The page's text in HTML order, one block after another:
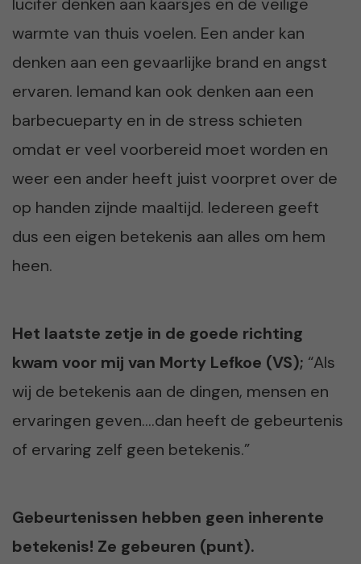
warmte van thuis voelen. Een ander kan
denken aan een gevaarlijke brand en angst
ervaren. Iemand kan ook denken aan een
barbecueparty en in de stress schieten
omdat er veel voorbereid moet worden en
weer een ander heeft juist voorpret over de
op handen zijnde maaltijd. Iedereen geeft
dus een eigen betekenis aan alles om hem
heen.
Het laatste zetje in de goede richting
kwam voor mij van Morty Lefkoe (VS); “Als
wij de betekenis aan de dingen, mensen en
ervaringen geven….dan heeft de gebeurtenis
of ervaring zelf geen betekenis.”
Gebeurtenissen hebben geen inherente
betekenis! Ze gebeuren (punt).